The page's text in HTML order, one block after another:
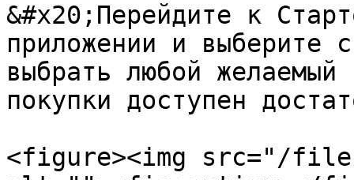
&#x20;Перейдите к
приложении и выберите
выбрать любой
покупки доступен
<figure><img src="/